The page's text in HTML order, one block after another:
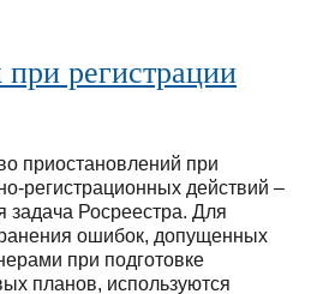
регистрации
приостановлений при
регистрационных действий –
задача Росреестра. Для
ошибок, допущенных
при подготовке
планов, используются